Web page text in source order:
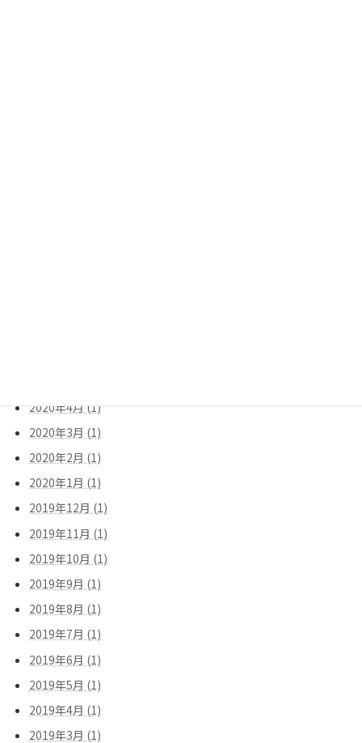
2020年4月 (1)
2020年3月 (1)
2020年2月 (1)
2020年1月 (1)
2019年12月 (1)
2019年11月 (1)
2019年10月 (1)
2019年9月 (1)
2019年8月 (1)
2019年7月 (1)
2019年6月 (1)
2019年5月 (1)
2019年4月 (1)
2019年3月 (1)